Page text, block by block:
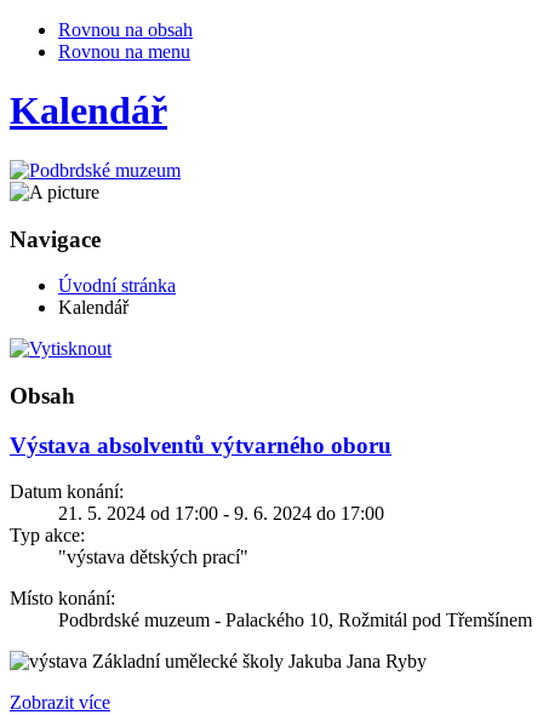
Rovnou na obsah
Rovnou na menu
Kalendář
Navigace
Úvodní stránka
Kalendář
Obsah
Výstava absolventů výtvarného oboru
Datum konání:
21. 5. 2024 od 17:00 - 9. 6. 2024 do 17:00
Typ akce:
"výstava dětských prací"
Místo konání:
Podbrdské muzeum - Palackého 10, Rožmitál pod Třemšínem
Základní umělecké školy Jakuba Jana Ryby
Zobrazit více